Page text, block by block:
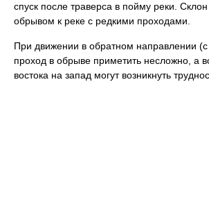
спуск после траверса в пойму реки. Склон
обрывом к реке с редкими проходами.
При движении в обратном направлении (с
проход в обрыве приметить несложно, а
востока на запад могут возникнуть